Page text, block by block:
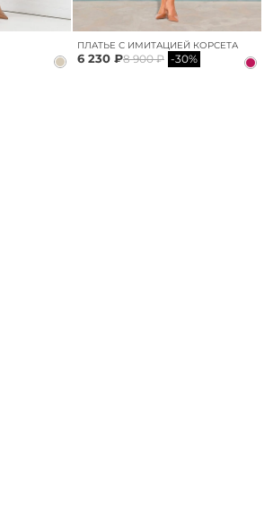
ПЛАТЬЕ С ИМИТАЦИЕЙ КОРСЕТА
6 230 ₽8 900 ₽ -30%